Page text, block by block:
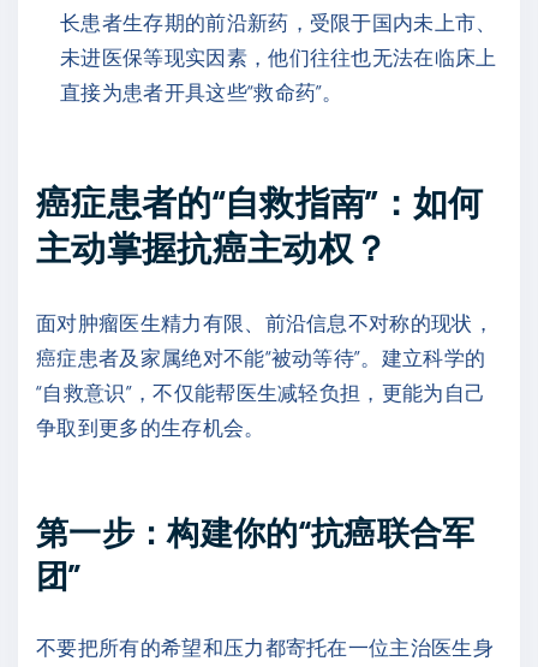
长患者生存期的前沿新药，受限于国内未上市、
未进医保等现实因素，他们往往也无法在临床上
直接为患者开具这些“救命药”。
癌症患者的“自救指南”：如何
主动掌握抗癌主动权？
面对肿瘤医生精力有限、前沿信息不对称的现状，
癌症患者及家属绝对不能“被动等待”。建立科学的
“自救意识”，不仅能帮医生减轻负担，更能为自己
争取到更多的生存机会。
第一步：构建你的“抗癌联合军
团”
不要把所有的希望和压力都寄托在一位主治医生身